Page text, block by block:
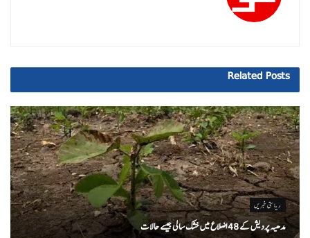
Related Posts
ریاستی خبریں
مدھیہ پردیش کے 48 اضلاع میں خشک سالی جیسے حالات